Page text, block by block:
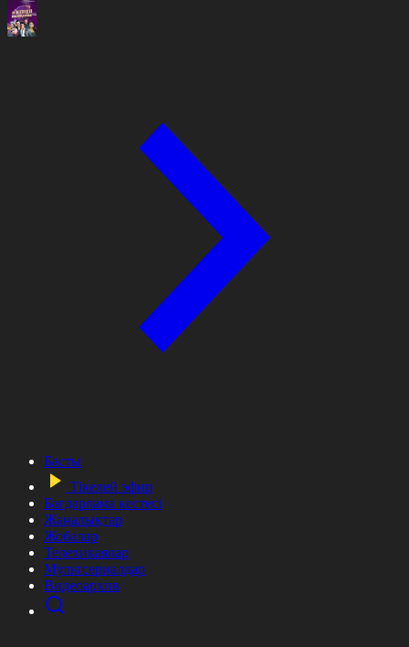
Басты
Тікелей эфир
Бағдарлама кестесі
Жаңалықтар
Жобалар
Телехикаялар
Мультсериалдар
Видеоархив